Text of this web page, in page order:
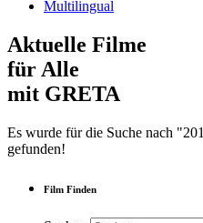
Multilingual
Aktuelle Filme
für Alle
mit GRETA
Es wurde für die Suche nach
gefunden!
Film Finden